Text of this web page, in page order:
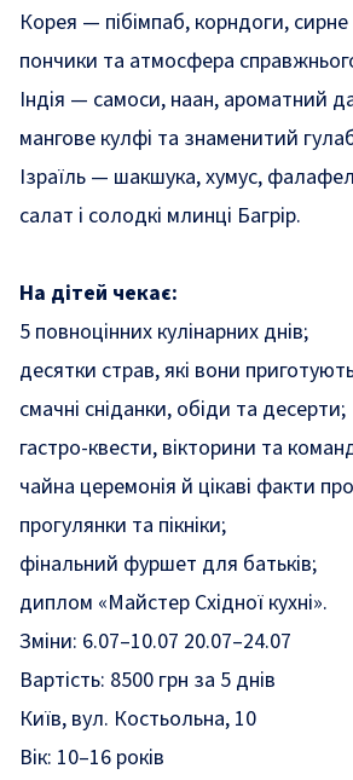
Корея — пібімпаб, корндоги, сирне
пончики та атмосфера
Індія — самоси, наан, ароматний
мангове кулфі та знаменитий
Ізраїль — шакшука, хумус,
салат і солодкі млинці Багрір.
На дітей чекає:
5 повноцінних кулінарних днів;
десятки страв, які вони
смачні сніданки, обіди та десерти;
гастро-квести, вікторини та
чайна церемонія й цікаві факти про
прогулянки та пікніки;
фінальний фуршет для батьків;
диплом «Майстер Східної кухні».
Зміни: 6.07–10.07 20.07–24.07
Вартість: 8500 грн за 5 днів
Київ, вул. Костьольна, 10
Вік: 10–16 років